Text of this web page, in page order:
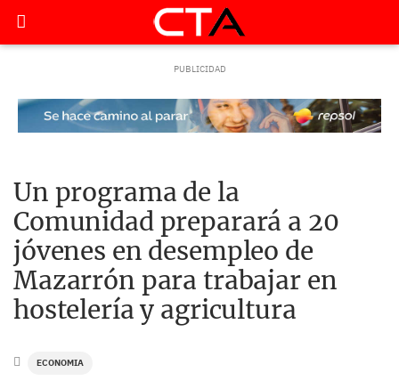
Un programa de la
Comunidad preparará a 20
jóvenes en desempleo de
Mazarrón para trabajar en
hostelería y agricultura
ECONOMIA